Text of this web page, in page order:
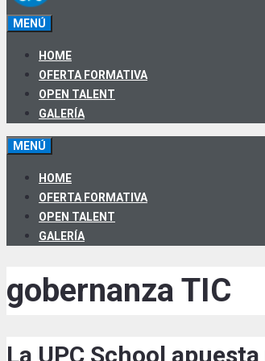
MENÚ
HOME
OFERTA FORMATIVA
OPEN TALENT
GALERÍA
MENÚ
HOME
OFERTA FORMATIVA
OPEN TALENT
GALERÍA
gobernanza TIC
La UPC School